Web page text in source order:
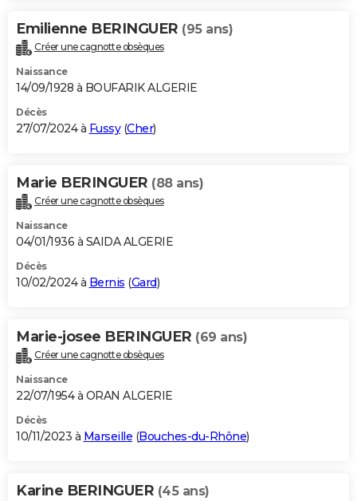
Emilienne BERINGUER (95 ans)
Créer une cagnotte obsèques
Naissance
14/09/1928 à BOUFARIK ALGERIE
Décès
27/07/2024 à Fussy(Cher)
Marie BERINGUER (88 ans)
Créer une cagnotte obsèques
Naissance
04/01/1936 à SAIDA ALGERIE
Décès
10/02/2024 à Bernis (Gard)
Marie-josee BERINGUER (69 ans)
Créer une cagnotte obsèques
Naissance
22/07/1954 à ORAN ALGERIE
Décès
10/11/2023 à Marseille (Bouches-du-Rhône)
Karine BERINGUER (45 ans)